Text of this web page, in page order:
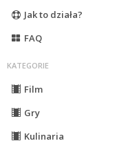
Jak to działa?
FAQ
KATEGORIE
Film
Gry
Kulinaria